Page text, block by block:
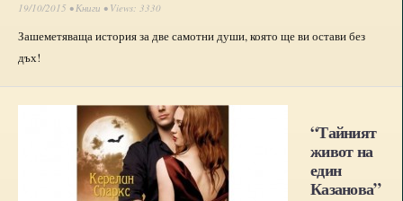
19/10/2015 •Книги • Views: 3330
Зашеметяваща история за две самотни души, която ще ви остави без
дъх!
“Тайният
живот на
един
Казанова”